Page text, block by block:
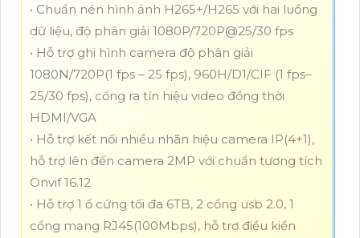
• Chuẩn nén hình ảnh H265+/H265 với hai luồng
dữ liệu, độ phân giải 1080P/720P@25/30 fps
• Hỗ trợ ghi hình camera độ phân giải
1080N/720P(1 fps – 25 fps), 960H/D1/CIF (1 fps–
25/30 fps), cổng ra tín hiệu video đồng thời
HDMI/VGA
• Hỗ trợ kết nối nhiều nhãn hiệu camera IP(4+1),
hỗ trợ lên đến camera 2MP với chuẩn tương tích
Onvif 16.12
• Hỗ trợ 1 ổ cứng tối đa 6TB, 2 cổng usb 2.0, 1
cổng mạng RJ45(100Mbps), hỗ trợ điều kiển